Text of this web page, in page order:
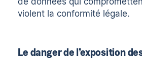
violent la conformité légale.
Le danger de l’exposition